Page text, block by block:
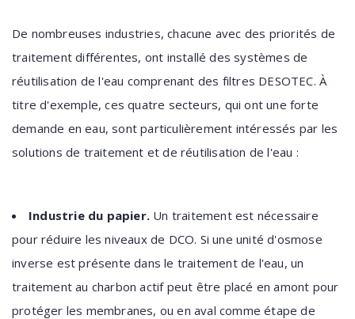
De nombreuses industries, chacune avec des priorités de
traitement différentes, ont installé des systèmes de
réutilisation de l'eau comprenant des filtres DESOTEC. À
titre d'exemple, ces quatre secteurs, qui ont une forte
demande en eau, sont particulièrement intéressés par les
solutions de traitement et de réutilisation de l'eau :
Industrie du papier. Un traitement est nécessaire
pour réduire les niveaux de DCO. Si une unité d'osmose
inverse est présente dans le traitement de l'eau, un
traitement au charbon actif peut être placé en amont pour
protéger les membranes, ou en aval comme étape de